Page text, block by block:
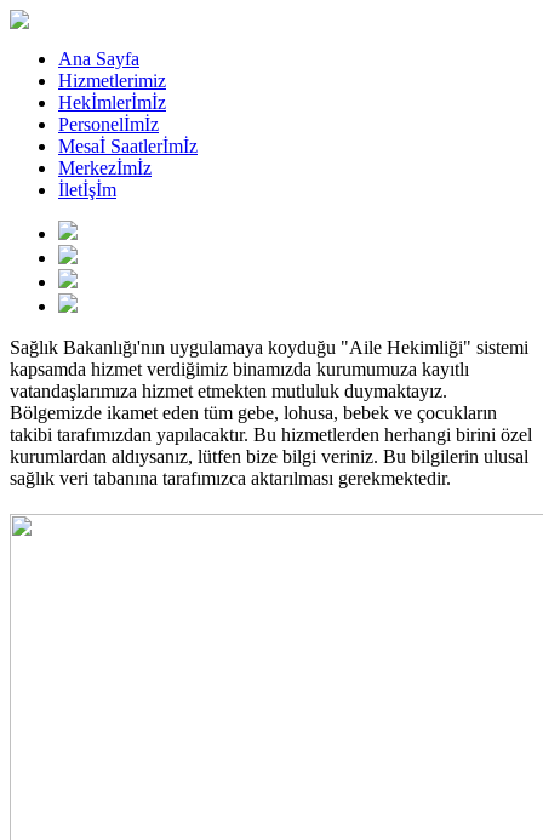
Ana Sayfa
Hizmetlerimiz
Hekİmlerİmİz
Personelİmİz
Mesaİ Saatlerİmİz
Merkezİmİz
İletİşİm
Sağlık Bakanlığı'nın uygulamaya koyduğu "Aile Hekimliği" sistemi
kapsamda hizmet verdiğimiz binamızda kurumumuza kayıtlı
vatandaşlarımıza hizmet etmekten mutluluk duymaktayız.
Bölgemizde ikamet eden tüm gebe, lohusa, bebek ve çocukların
takibi tarafımızdan yapılacaktır. Bu hizmetlerden herhangi birini özel
kurumlardan aldıysanız, lütfen bize bilgi veriniz. Bu bilgilerin ulusal
sağlık veri tabanına tarafımızca aktarılması gerekmektedir.